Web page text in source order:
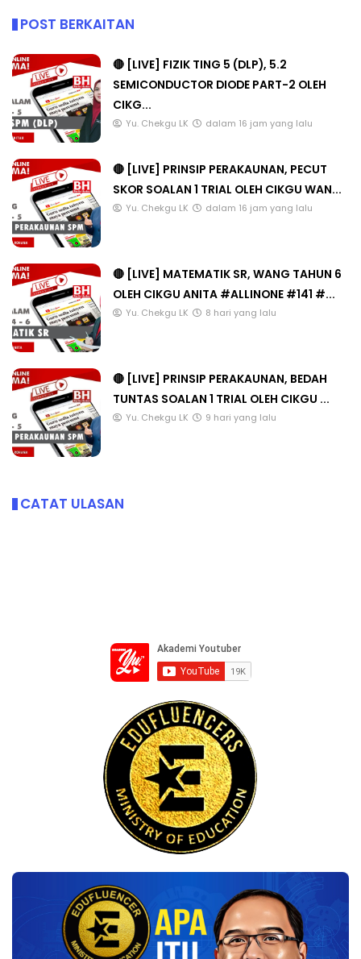
POST BERKAITAN
🔴 [LIVE] FIZIK TING 5 (DLP), 5.2
SEMICONDUCTOR DIODE PART-2 OLEH
CIKG...
Yu. Chekgu LK dalam 16 jam yang lalu
🔴 [LIVE] PRINSIP PERAKAUNAN, PECUT
SKOR SOALAN 1 TRIAL OLEH CIKGU WAN...
Yu. Chekgu LK dalam 16 jam yang lalu
🔴 [LIVE] MATEMATIK SR, WANG TAHUN 6
OLEH CIKGU ANITA #ALLINONE #141 #...
Yu. Chekgu LK 8 hari yang lalu
🔴 [LIVE] PRINSIP PERAKAUNAN, BEDAH
TUNTAS SOALAN 1 TRIAL OLEH CIKGU ...
Yu. Chekgu LK 9 hari yang lalu
CATAT ULASAN